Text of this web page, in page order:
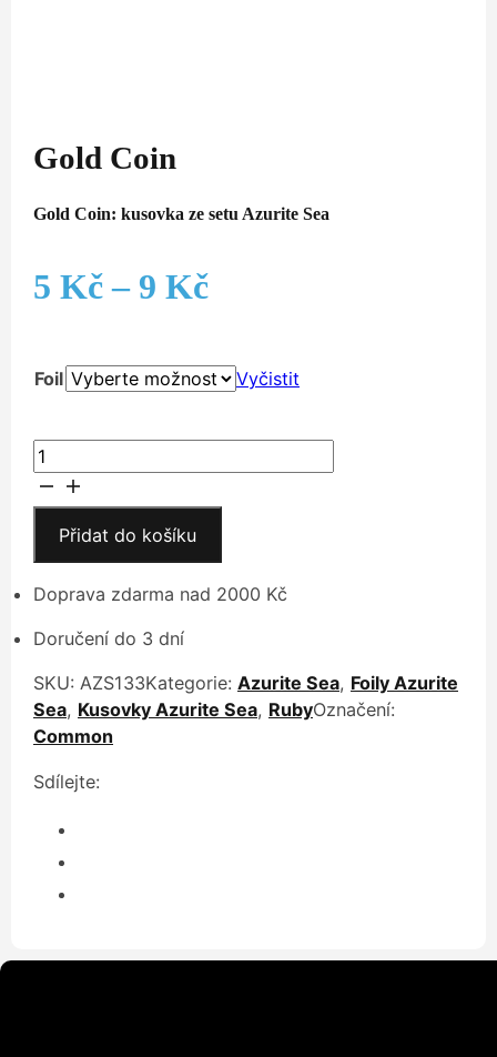
Gold Coin
Gold Coin: kusovka ze setu Azurite Sea
5 Kč – 9 KčRozpětí
5 Kč
až
9 Kč
Foil Vyčistit
Gold
Coin
množství
Přidat do košíku
Doprava zdarma nad 2000 Kč
Doručení do 3 dní
SKU: AZS133Kategorie: Azurite Sea, Foily Azurite
Sea, Kusovky Azurite Sea, RubyOznačení:
Common
Sdílejte: